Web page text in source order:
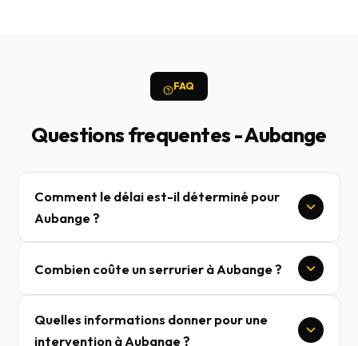
FAQ
Questions frequentes - Aubange
Comment le délai est-il déterminé pour
Aubange ?
Combien coûte un serrurier à Aubange ?
Quelles informations donner pour une
intervention à Aubange ?